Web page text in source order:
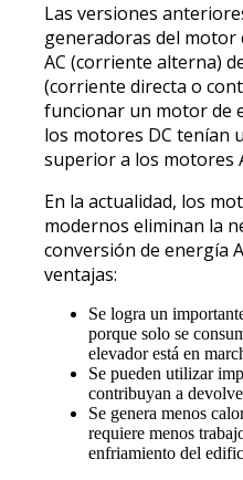
Las versiones
generadoras del motor
AC (corriente alterna)
(corriente directa o
funcionar un motor de
los motores DC tenían
superior a los motores
En la actualidad, los
modernos eliminan la
conversión de energía
ventajas:
Se logra un
porque solo se
elevador está en
Se pueden utilizar
contribuyan a
Se genera menos
requiere menos
enfriamiento del